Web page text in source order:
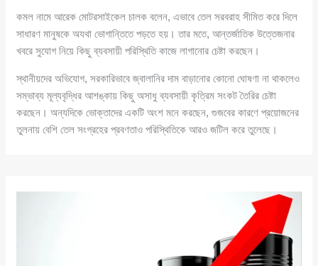
কমল নামে আরেক মোটরসাইকেল চালক বলেন, এভাবে তেল সরবরাহ সীমিত করে দিলে
সাধারণ মানুষকে অযথা ভোগান্তিতে পড়তে হয়। তার মতে, আন্তর্জাতিক উত্তেজনার
খবরে সুযোগ নিয়ে কিছু ব্যবসায়ী পরিস্থিতি কাজে লাগানোর চেষ্টা করছেন।
স্থানীয়দের অভিযোগ, সরকারিভাবে জ্বালানির দাম বাড়ানোর কোনো ঘোষণা না থাকলেও
সম্ভাব্য মূল্যবৃদ্ধির আশঙ্কায় কিছু অসাধু ব্যবসায়ী কৃত্রিম সংকট তৈরির চেষ্টা
করছেন। অন্যদিকে ভোক্তাদের একটি অংশ মনে করছেন, গুজবের কারণে প্রয়োজনের
তুলনায় বেশি তেল সংগ্রহের প্রবণতাও পরিস্থিতিকে আরও জটিল করে তুলেছে।